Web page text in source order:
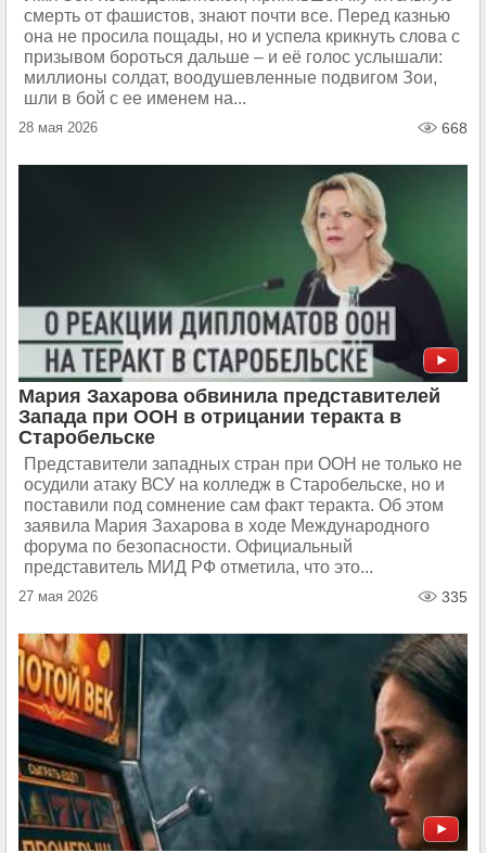
смерть от фашистов, знают почти все. Перед казнью
она не просила пощады, но и успела крикнуть слова с
призывом бороться дальше – и её голос услышали:
миллионы солдат, воодушевленные подвигом Зои,
шли в бой с ее именем на...
28 мая 2026 668
Мария Захарова обвинила представителей
Запада при ООН в отрицании теракта в
Старобельске
Представители западных стран при ООН не только не
осудили атаку ВСУ на колледж в Старобельске, но и
поставили под сомнение сам факт теракта. Об этом
заявила Мария Захарова в ходе Международного
форума по безопасности. Официальный
представитель МИД РФ отметила, что это...
27 мая 2026 335